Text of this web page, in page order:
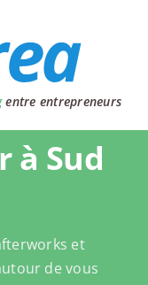
entre entrepreneurs
à Sud
et
de vous